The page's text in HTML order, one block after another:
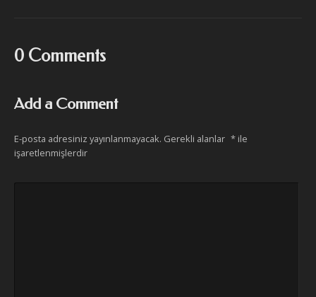
0 Comments
Add a Comment
E-posta adresiniz yayınlanmayacak. Gerekli alanlar * ile
işaretlenmişlerdir